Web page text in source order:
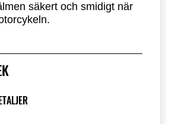
säkert och smidigt när